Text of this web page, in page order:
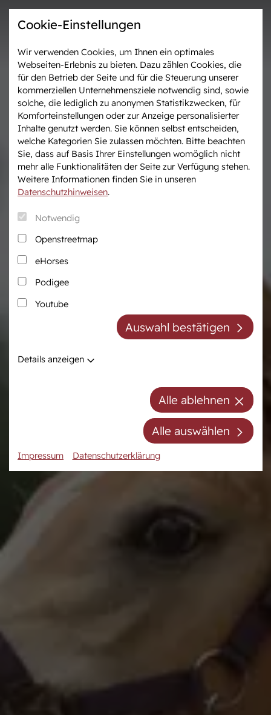
Cookie-Einstellungen
Wir verwenden Cookies, um Ihnen ein optimales
Webseiten-Erlebnis zu bieten. Dazu zählen Cookies, die
für den Betrieb der Seite und für die Steuerung unserer
kommerziellen Unternehmensziele notwendig sind, sowie
solche, die lediglich zu anonymen Statistikzwecken, für
Komforteinstellungen oder zur Anzeige personalisierter
Inhalte genutzt werden. Sie können selbst entscheiden,
welche Kategorien Sie zulassen möchten. Bitte beachten
Sie, dass auf Basis Ihrer Einstellungen womöglich nicht
mehr alle Funktionalitäten der Seite zur Verfügung stehen.
Weitere Informationen finden Sie in unseren
Datenschutzhinweisen.
Notwendig
Openstreetmap
eHorses
Podigee
Youtube
Auswahl bestätigen
Details anzeigen
Alle ablehnen
Alle auswählen
Impressum Datenschutzerklärung
Westfalen-News und
aktuelle Ergebnisse
Veranstaltungen &
Turniere
Wir in Westfalen
Über uns
Verband & Organisation
Team
Jungzüchter
Downloadcenter
Fanshop
Karriere
Vermarktung
Auktionen
After Sales Service
Pferdemarkt
Westfälische Pferdezucht
Zuchtberatung
Anreiten und
Pferdeausbildung
Termine